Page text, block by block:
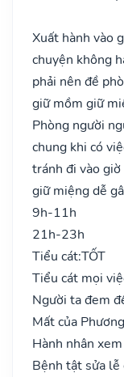
Xuất hành vào
chuyện không
phải nên đề
giữ mồm giữ
Phòng người
chung khi có
tránh đi vào
giữ miệng dễ
9h-11h
21h-23h
Tiểu cát:TỐT
Tiểu cát mọi
Người ta đem
Mất của
Hành nhân
Bệnh tật sửa lễ